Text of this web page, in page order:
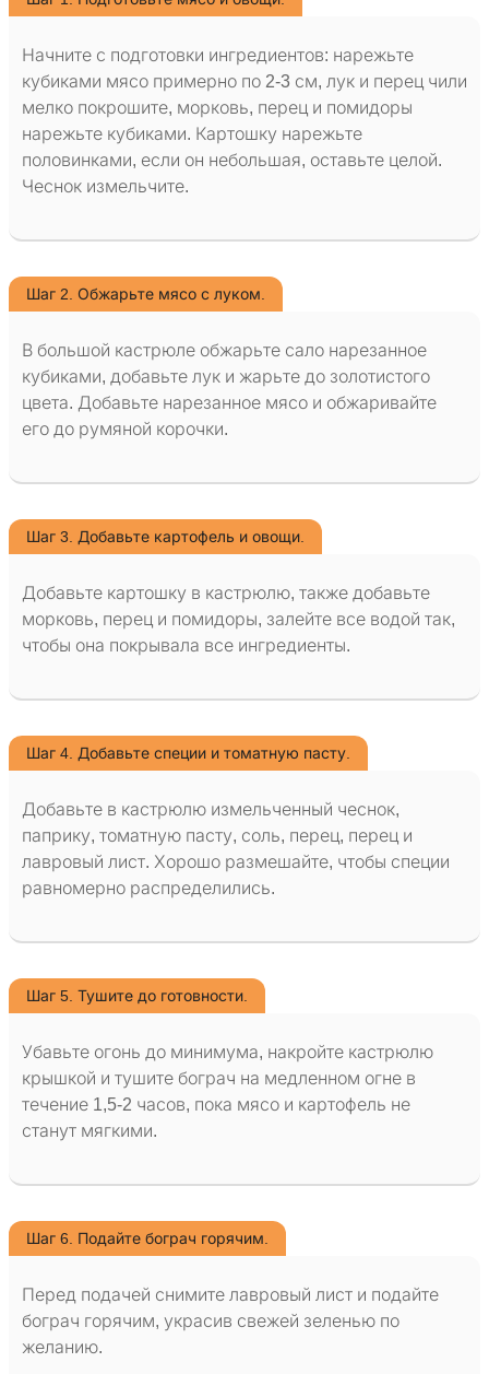
Начните с подготовки ингредиентов: нарежьте
кубиками мясо примерно по 2-3 см, лук и перец чили
мелко покрошите, морковь, перец и помидоры
нарежьте кубиками. Картошку нарежьте
половинками, если он небольшая, оставьте целой.
Чеснок измельчите.
Шаг 2. Обжарьте мясо с луком.
В большой кастрюле обжарьте сало нарезанное
кубиками, добавьте лук и жарьте до золотистого
цвета. Добавьте нарезанное мясо и обжаривайте
его до румяной корочки.
Шаг 3. Добавьте картофель и овощи.
Добавьте картошку в кастрюлю, также добавьте
морковь, перец и помидоры, залейте все водой так,
чтобы она покрывала все ингредиенты.
Шаг 4. Добавьте специи и томатную пасту.
Добавьте в кастрюлю измельченный чеснок,
паприку, томатную пасту, соль, перец, перец и
лавровый лист. Хорошо размешайте, чтобы специи
равномерно распределились.
Шаг 5. Тушите до готовности.
Убавьте огонь до минимума, накройте кастрюлю
крышкой и тушите бограч на медленном огне в
течение 1,5-2 часов, пока мясо и картофель не
станут мягкими.
Шаг 6. Подайте бограч горячим.
Перед подачей снимите лавровый лист и подайте
бограч горячим, украсив свежей зеленью по
желанию.